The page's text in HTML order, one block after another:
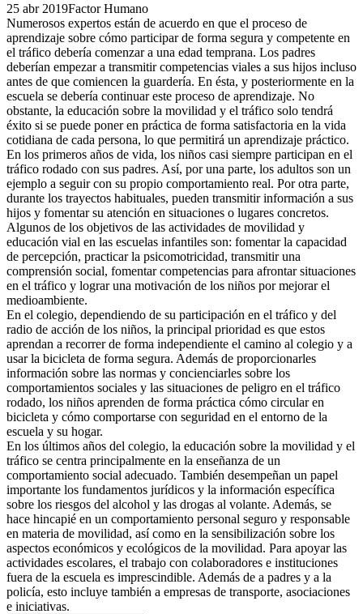
25 abr 2019Factor Humano
Numerosos expertos están de acuerdo en que el proceso de
aprendizaje sobre cómo participar de forma segura y competente en
el tráfico debería comenzar a una edad temprana. Los padres
deberían empezar a transmitir competencias viales a sus hijos incluso
antes de que comiencen la guardería. En ésta, y posteriormente en la
escuela se debería continuar este proceso de aprendizaje. No
obstante, la educación sobre la movilidad y el tráfico solo tendrá
éxito si se puede poner en práctica de forma satisfactoria en la vida
cotidiana de cada persona, lo que permitirá un aprendizaje práctico.
En los primeros años de vida, los niños casi siempre participan en el
tráfico rodado con sus padres. Así, por una parte, los adultos son un
ejemplo a seguir con su propio comportamiento real. Por otra parte,
durante los trayectos habituales, pueden transmitir información a sus
hijos y fomentar su atención en situaciones o lugares concretos.
Algunos de los objetivos de las actividades de movilidad y
educación vial en las escuelas infantiles son: fomentar la capacidad
de percepción, practicar la psicomotricidad, transmitir una
comprensión social, fomentar competencias para afrontar situaciones
en el tráfico y lograr una motivación de los niños por mejorar el
medioambiente.
En el colegio, dependiendo de su participación en el tráfico y del
radio de acción de los niños, la principal prioridad es que estos
aprendan a recorrer de forma independiente el camino al colegio y a
usar la bicicleta de forma segura. Además de proporcionarles
información sobre las normas y concienciarles sobre los
comportamientos sociales y las situaciones de peligro en el tráfico
rodado, los niños aprenden de forma práctica cómo circular en
bicicleta y cómo comportarse con seguridad en el entorno de la
escuela y su hogar.
En los últimos años del colegio, la educación sobre la movilidad y el
tráfico se centra principalmente en la enseñanza de un
comportamiento social adecuado. También desempeñan un papel
importante los fundamentos jurídicos y la información específica
sobre los riesgos del alcohol y las drogas al volante. Además, se
hace hincapié en un comportamiento personal seguro y responsable
en materia de movilidad, así como en la sensibilización sobre los
aspectos económicos y ecológicos de la movilidad. Para apoyar las
actividades escolares, el trabajo con colaboradores e instituciones
fuera de la escuela es imprescindible. Además de a padres y a la
policía, esto incluye también a empresas de transporte, asociaciones
e iniciativas.